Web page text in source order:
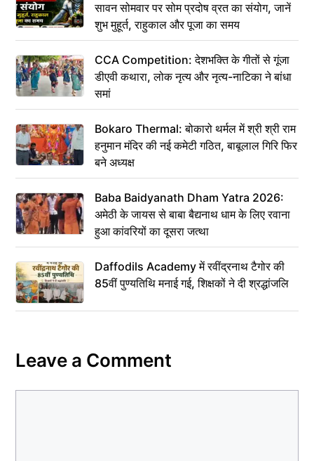
सावन सोमवार पर सोम प्रदोष व्रत का संयोग, जानें
शुभ मुहूर्त, राहुकाल और पूजा का समय
CCA Competition: देशभक्ति के गीतों से गूंजा
डीएवी कथारा, लोक नृत्य और नृत्य-नाटिका ने बांधा
समां
Bokaro Thermal: बोकारो थर्मल में श्री श्री राम
हनुमान मंदिर की नई कमेटी गठित, बाबूलाल गिरि फिर
बने अध्यक्ष
Baba Baidyanath Dham Yatra 2026:
अमेठी के जायस से बाबा बैद्यनाथ धाम के लिए रवाना
हुआ कांवरियों का दूसरा जत्था
Daffodils Academy में रवींद्रनाथ टैगोर की
85वीं पुण्यतिथि मनाई गई, शिक्षकों ने दी श्रद्धांजलि
Leave a Comment